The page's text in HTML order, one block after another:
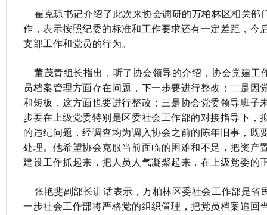
崔克琼书记介绍了此次来协会调研的万柏林区相关部
作，表示按照纪委的标准和工作要求还有一定差距，今
支部工作和党员的行为。
董茂青组长指出，听了协会领导的介绍，协会党建工
员档案管理方面存在问题，下一步要进行整改；二是
和短板，这方面也要进行整改；三是协会党委领导班子
步要在上级党委特别是区委社会工作部的对接指导下，
的违纪问题，经调查均为调入协会之前的陈年旧事，既
处理。他希望协会克服当前面临的困难和不足，把资产
建设工作抓起来，把人员人气凝聚起来，在上级党委的
张艳斐副部长讲话表示，万柏林区委社会工作部是省
一步社会工作部将严格党的组织管理，把党员档案追回